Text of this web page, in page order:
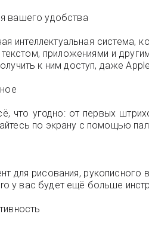
вашего удобства
интеллектуальная
приложениями и
к ним доступ, даже
что угодно: от первых
по экрану с помощью
для рисования,
у вас будет ещё больше